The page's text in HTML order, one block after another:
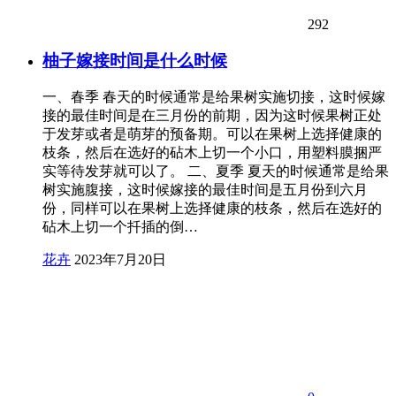
292
柚子嫁接时间是什么时候
一、春季 春天的时候通常是给果树实施切接，这时候嫁
接的最佳时间是在三月份的前期，因为这时候果树正处
于发芽或者是萌芽的预备期。可以在果树上选择健康的
枝条，然后在选好的砧木上切一个小口，用塑料膜捆严
实等待发芽就可以了。 二、夏季 夏天的时候通常是给果
树实施腹接，这时候嫁接的最佳时间是五月份到六月
份，同样可以在果树上选择健康的枝条，然后在选好的
砧木上切一个扦插的倒…
花卉 2023年7月20日